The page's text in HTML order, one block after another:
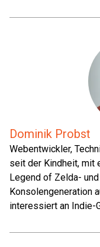
Dominik Probst
Webentwickler,
seit der Kindheit, mit
Legend of Zelda-
Konsolengeneration
interessiert an Indie-